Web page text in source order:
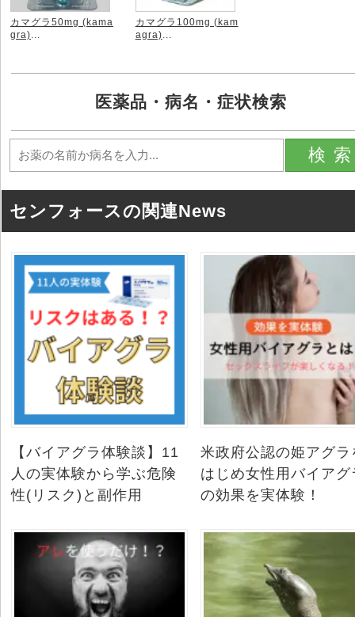
カマグラ50mg (kama
gra)
カマグラ100mg (kam
agra)
医薬品・病名・症状検索
検
センフォースの関連News
【バイアグラ体験談】11
人の実体験から学ぶ危険
性(リスク)と副作用
米政府公認の姫アグラ
はじめ女性用バイアグ
の効果を実体験！